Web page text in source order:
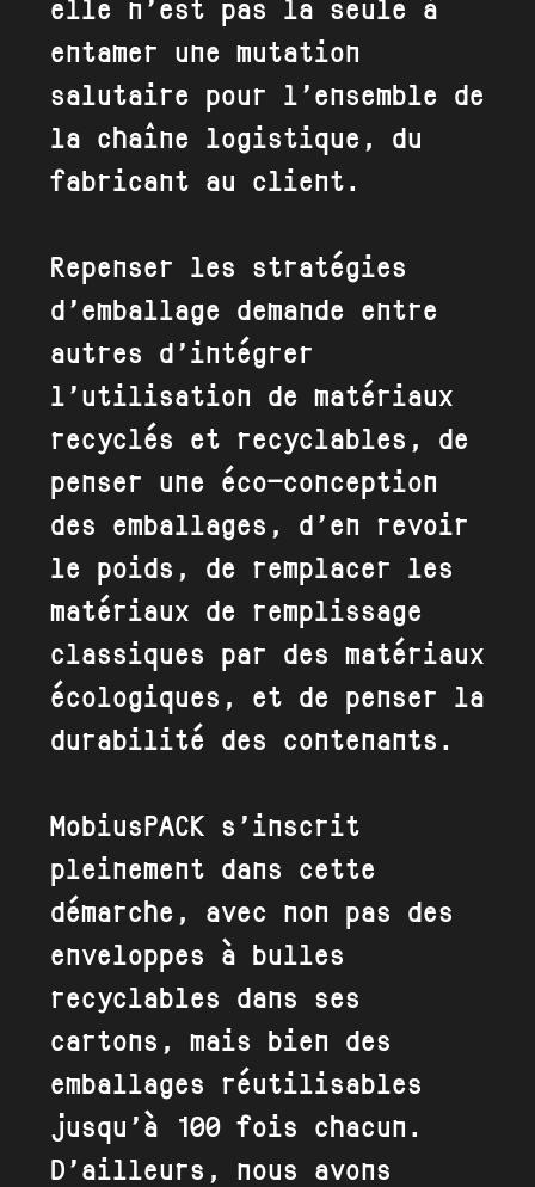
elle n’est pas la seule à
entamer une mutation
salutaire pour l’ensemble de
la chaîne logistique, du
fabricant au client.
Repenser les stratégies
d’emballage demande entre
autres d’intégrer
l’utilisation de matériaux
recyclés et recyclables, de
penser une éco-conception
des emballages, d’en revoir
le poids, de remplacer les
matériaux de remplissage
classiques par des matériaux
écologiques, et de penser la
durabilité des contenants.
MobiusPACK s’inscrit
pleinement dans cette
démarche, avec non pas des
enveloppes à bulles
recyclables dans ses
cartons, mais bien des
emballages réutilisables
jusqu’à 100 fois chacun.
D’ailleurs, nous avons